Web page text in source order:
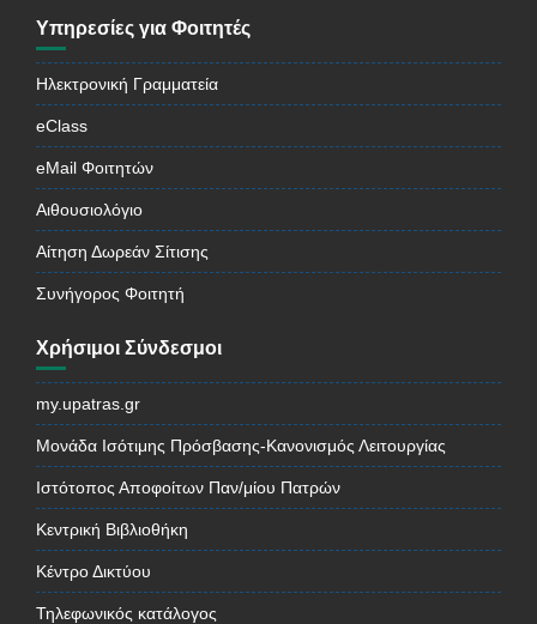
Υπηρεσίες για Φοιτητές
Ηλεκτρονική Γραμματεία
eClass
eMail Φοιτητών
Αιθουσιολόγιο
Αίτηση Δωρεάν Σίτισης
Συνήγορος Φοιτητή
Χρήσιμοι Σύνδεσμοι
my.upatras.gr
Μονάδα Ισότιμης Πρόσβασης-Κανονισμός Λειτουργίας
Ιστότοπος Αποφοίτων Παν/μίου Πατρών
Κεντρική Βιβλιοθήκη
Κέντρο Δικτύου
Τηλεφωνικός κατάλογος